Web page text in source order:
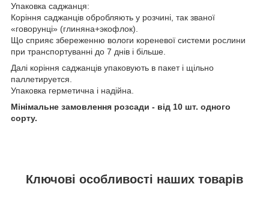
Упаковка саджанця:
Коріння саджанців обробляють у розчині, так званої
«говорунці» (глиняна+экофлок).
Що сприяє збереженню вологи кореневої системи рослини
при транспортуванні до 7 днів і більше.
Далі коріння саджанців упаковують в пакет і щільно
паллетируется.
Упаковка герметична і надійна.
Мінімальне замовлення розсади - від 10 шт. одного
сорту.
Ключові особливості наших товарів